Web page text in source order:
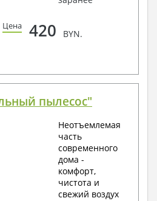
Цена 420 BYN.
пылесос"
Неотъемлемая
часть
современного
дома -
комфорт,
чистота и
свежий воздух